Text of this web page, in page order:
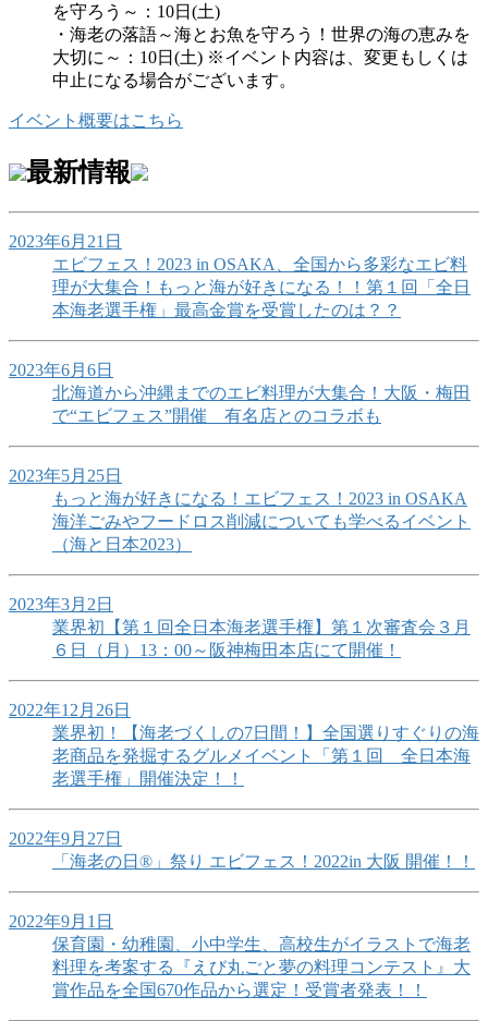
を守ろう～：10日(土)
・海老の落語～海とお魚を守ろう！世界の海の恵みを
大切に～：10日(土) ※イベント内容は、変更もしくは
中止になる場合がございます。
イベント概要はこちら
最新情報
2023年6月21日
エビフェス！2023 in OSAKA、全国から多彩なエビ料
理が大集合！もっと海が好きになる！！第１回「全日
本海老選手権」最高金賞を受賞したのは？？
2023年6月6日
北海道から沖縄までのエビ料理が大集合！大阪・梅田
で“エビフェス”開催 有名店とのコラボも
2023年5月25日
もっと海が好きになる！エビフェス！2023 in OSAKA
海洋ごみやフードロス削減についても学べるイベント
（海と日本2023）
2023年3月2日
業界初【第１回全日本海老選手権】第１次審査会３月
６日（月）13：00～阪神梅田本店にて開催！
2022年12月26日
業界初！【海老づくしの7日間！】全国選りすぐりの海
老商品を発掘するグルメイベント「第１回 全日本海
老選手権」開催決定！！
2022年9月27日
「海老の日®」祭り エビフェス！2022in 大阪 開催！！
2022年9月1日
保育園・幼稚園、小中学生、高校生がイラストで海老
料理を考案する『えび丸ごと夢の料理コンテスト』大
賞作品を全国670作品から選定！受賞者発表！！